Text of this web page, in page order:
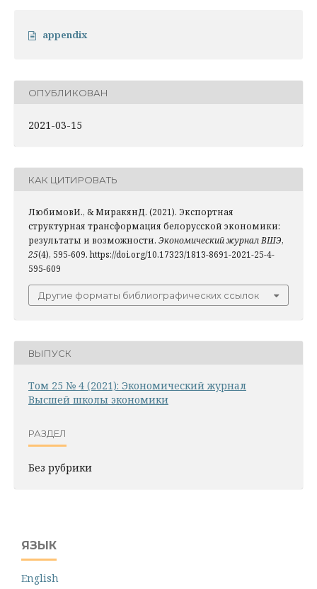
appendix
ОПУБЛИКОВАН
2021-03-15
КАК ЦИТИРОВАТЬ
ЛюбимовИ., & МиракянД. (2021). Экспортная
структурная трансформация белорусской экономики:
результаты и возможности. Экономический журнал ВШЭ,
25(4), 595-609. https://doi.org/10.17323/1813-8691-2021-25-4-
595-609
Другие форматы библиографических ссылок
ВЫПУСК
Том 25 № 4 (2021): Экономический журнал
Высшей школы экономики
РАЗДЕЛ
Без рубрики
ЯЗЫК
English